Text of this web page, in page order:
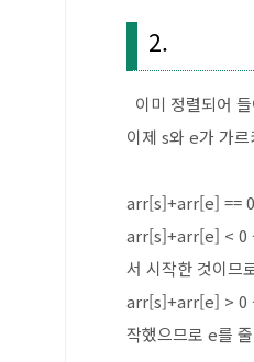
2.
이미 정렬되어
이제 s와 e가 가
arr[s]+arr[e] ==
arr[s]+arr[e] < 0 -
서 시작한 것이므
arr[s]+arr[e] > 0 -
작했으므로 e를